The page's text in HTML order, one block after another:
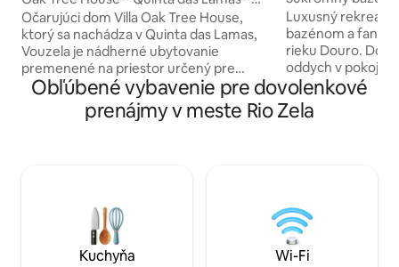
Vouzela
Očarujúci dom Villa Oak Tree House,
ktorý sa nachádza v Quinta das Lamas,
Vouzela je nádherné ubytovanie
premenené na priestor určený pre
pohodlie tých, ktorí hľadajú pokoj a
spojenie s prírodou! Ideálne pre rodiny
až pre 4 osoby, ale väčšie rodiny alebo
osoby. Menej ako 10 minút od Termas de
S. Pedro do Sul, známeho svojimi
termálnymi úpravami.
Luxus a dizajn
Luxusný
bazénom a
rieku Douro. Dokonalé útočisko na
oddych v pokoji
severného
rodiny a skupiny
Douro, letisko: 1
Office: Rýchle
Obľúbené vybavenie pre dovolenkové
prenájmy v meste Rio Zela
Kuchyňa Wi-Fi